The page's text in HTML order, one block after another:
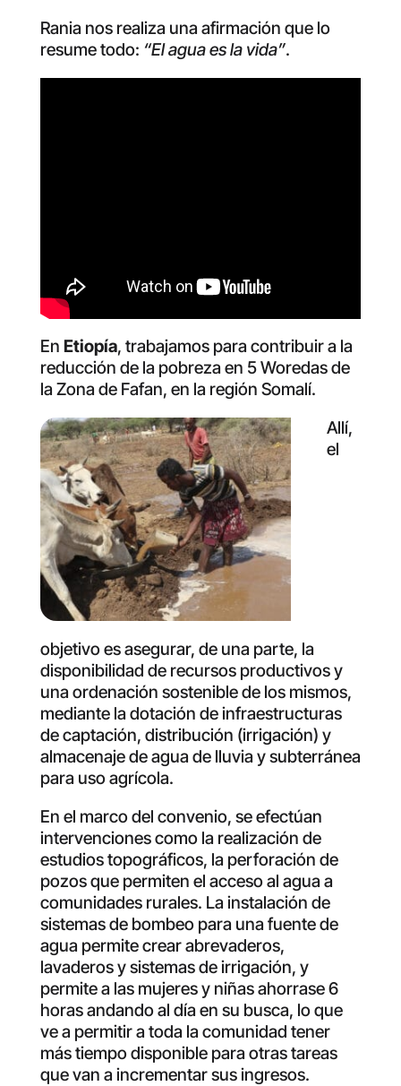
Rania nos realiza una afirmación que lo
resume todo: “El agua es la vida”.
En Etiopía, trabajamos para contribuir a la
reducción de la pobreza en 5 Woredas de
la Zona de Fafan, en la región Somalí.
Allí,
el
objetivo es asegurar, de una parte, la
disponibilidad de recursos productivos y
una ordenación sostenible de los mismos,
mediante la dotación de infraestructuras
de captación, distribución (irrigación) y
almacenaje de agua de lluvia y subterránea
para uso agrícola.
En el marco del convenio, se efectúan
intervenciones como la realización de
estudios topográficos, la perforación de
pozos que permiten el acceso al agua a
comunidades rurales. La instalación de
sistemas de bombeo para una fuente de
agua permite crear abrevaderos,
lavaderos y sistemas de irrigación, y
permite a las mujeres y niñas ahorrase 6
horas andando al día en su busca, lo que
ve a permitir a toda la comunidad tener
más tiempo disponible para otras tareas
que van a incrementar sus ingresos.